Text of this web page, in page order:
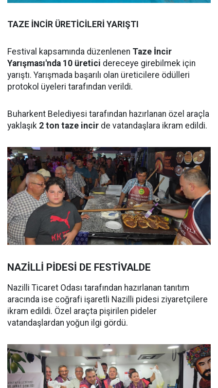
TAZE İNCİR ÜRETİCİLERİ YARIŞTI
Festival kapsamında düzenlenen Taze İncir
Yarışması'nda 10 üretici dereceye girebilmek için
yarıştı. Yarışmada başarılı olan üreticilere ödülleri
protokol üyeleri tarafından verildi.
Buharkent Belediyesi tarafından hazırlanan özel araçla
yaklaşık 2 ton taze incir de vatandaşlara ikram edildi.
NAZİLLİ PİDESİ DE FESTİVALDE
Nazilli Ticaret Odası tarafından hazırlanan tanıtım
aracında ise coğrafi işaretli Nazilli pidesi ziyaretçilere
ikram edildi. Özel araçta pişirilen pideler
vatandaşlardan yoğun ilgi gördü.